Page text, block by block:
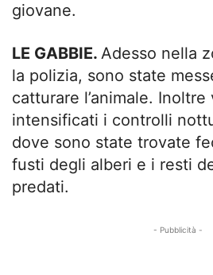
giovane.
LE GABBIE. Adesso nella
la polizia, sono state
catturare l’animale. Inoltre
intensificati i controlli
dove sono state trovate
fusti degli alberi e i resti
predati.
- Pubblicità -